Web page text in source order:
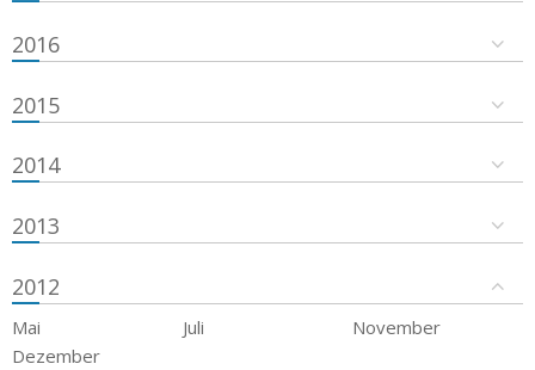
2016
2015
2014
2013
2012
Mai Juli
November
Dezember